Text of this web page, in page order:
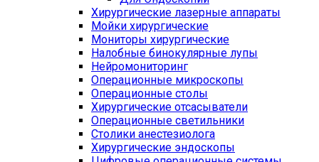
Хирургические лазерные аппараты
Мойки хирургические
Мониторы хирургические
Налобные бинокулярные лупы
Нейромониторинг
Операционные микроскопы
Операционные столы
Хирургические отсасыватели
Операционные светильники
Столики анестезиолога
Хирургические эндоскопы